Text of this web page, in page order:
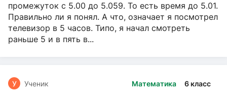
промежуток с 5.00 до 5.059. То есть время до 5.01.
Правильно ли я понял. А что, означает я посмотрел
телевизор в 5 часов. Типо, я начал смотреть
раньше 5 и в пять в...
Математика 6 класс
У Ученик